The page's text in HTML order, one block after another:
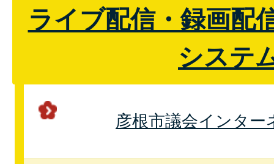
ライブ配信・録画配
システ
彦根市議会インター